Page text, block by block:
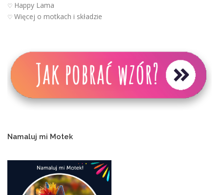
♡ Happy Lama
♡ Więcej o motkach i składzie
Namaluj mi Motek